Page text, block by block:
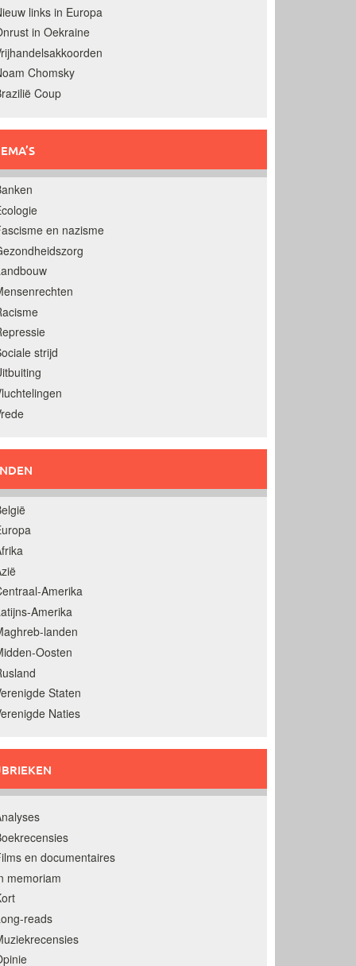
links in Europa
in Oekraine
Chomsky
Coup
en nazisme
strijd
Amerika
Amerika
landen
Oosten
Staten
Naties
en documentaires
memoriam
reads